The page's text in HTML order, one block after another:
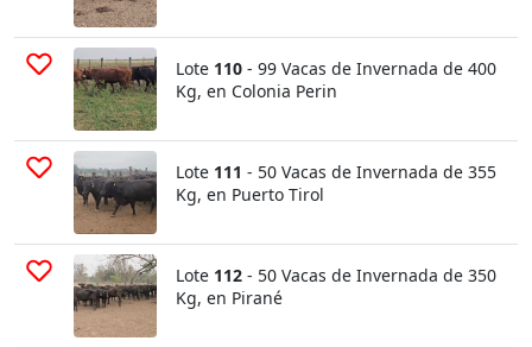
Lote 110 - 99 Vacas de Invernada de 400
Kg, en Colonia Perin
Lote 111 - 50 Vacas de Invernada de 355
Kg, en Puerto Tirol
Lote 112 - 50 Vacas de Invernada de 350
Kg, en Pirané